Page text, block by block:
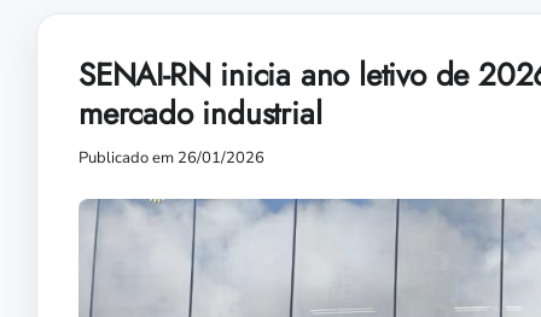
SENAI-RN inicia ano letivo de
mercado industrial
Publicado em 26/01/2026